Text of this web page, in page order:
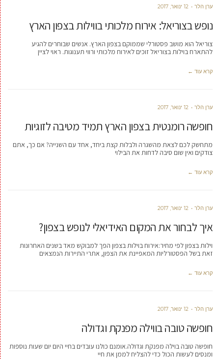
ערן הלר 12 ינואר, 2017
נופש בצוריאל: אירוח מלכותי בווילות בצפון הארץ
צוריאל הוא מושב פסטורלי שממוקם בצפון הארץ. אנשים שבוחרים להגיע
להתארח בוילות בצוריאל זוכים לאירוח מלכותי ורווי תענוגות. ראוי לציין
קרא עוד ←
ערן הלר 12 ינואר, 2017
חופשה רומנטית בצפון הארץ תמיד מטיבה לזוגיות
מתחשק לכם לצאת מהשגרה ולבלות קצת ביחד, אחד עם השנייה? אם כך, אתם
צודקים ואין שום סיבה לדחות את הבילוי
קרא עוד ←
ערן הלר 12 ינואר, 2017
איך לבחור את המקום האידיאלי לנופש בצפון?
וילות בצפון לפי מחיר:אירוח בוילות בצפון הפך למבוקש מאד בשנים האחרונות
זאת בשל הפסטורליות המאפיינת את הצפון, אתרי התיירות הנמצאים
קרא עוד ←
ערן הלר 12 ינואר, 2017
חופשה טובה בווילה מפנקת וגדולה
חופשה טובה בוילה מפנקת וגדולה.אומנם כולנו עובדים בחיי היום יום שעות נוספות
ומנסים לעשות הכול כדי להצליח לממן את חיי